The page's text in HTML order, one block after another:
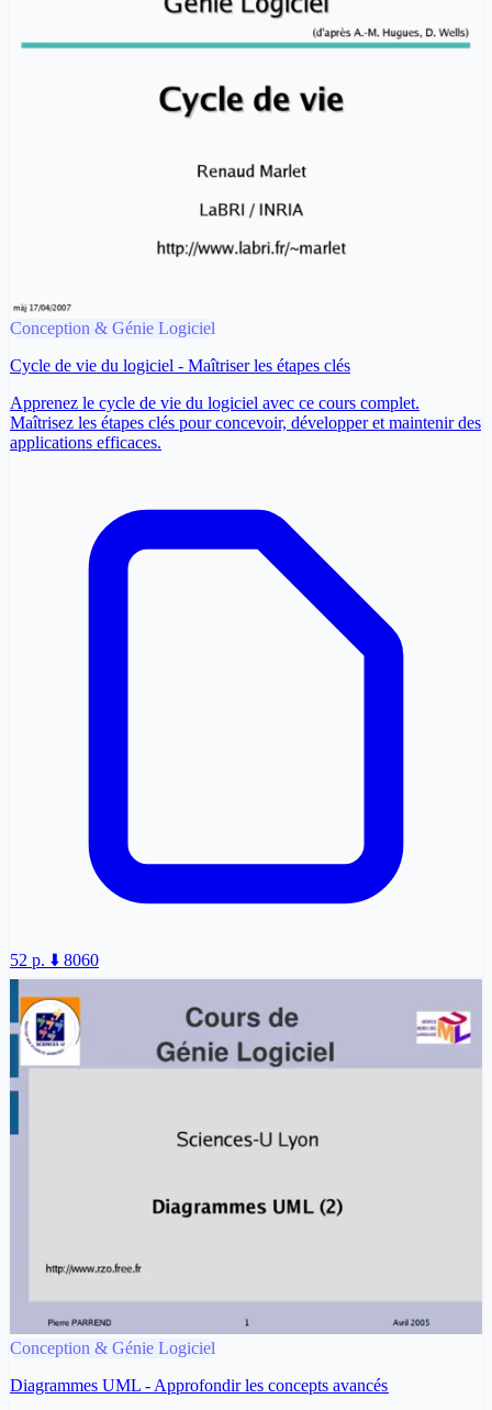
Conception & Génie Logiciel
Cycle de vie du logiciel - Maîtriser les étapes clés
Apprenez le cycle de vie du logiciel avec ce cours complet.
Maîtrisez les étapes clés pour concevoir, développer et maintenir des
applications efficaces.
52 p. ⬇️ 8060
Conception & Génie Logiciel
Diagrammes UML - Approfondir les concepts avancés